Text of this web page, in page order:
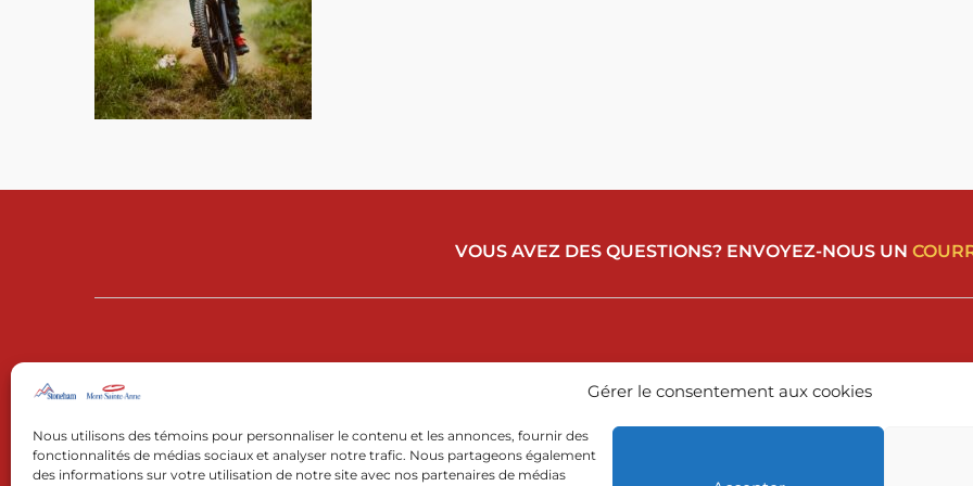
Gérer le consentement aux cookies
Nous utilisons des témoins pour personnaliser le contenu et les annonces, fournir des
fonctionnalités de médias sociaux et analyser notre trafic. Nous partageons également
des informations sur votre utilisation de notre site avec nos partenaires de médias
VOUS AVEZ DES QUESTIONS? ENVOYEZ-NOUS UN